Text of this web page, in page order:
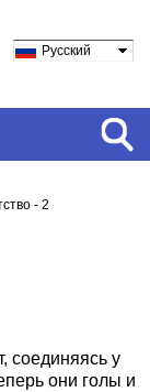
Русский
- 2
соединяясь у
они голы и